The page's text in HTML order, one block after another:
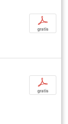
p
gratis
p
gratis